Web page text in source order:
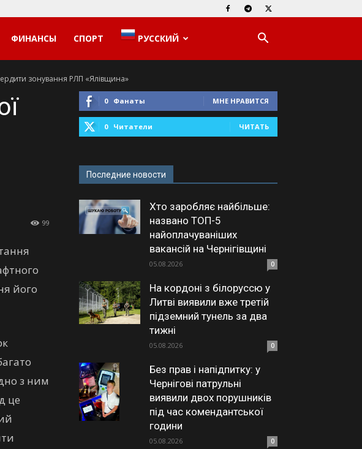
ФИНАНСЫ СПОРТ РУССКИЙ
зонування РЛП «Ялівщина»
99
його
з ним
це
0 Фанаты МНЕ НРАВИТСЯ
0 Читатели ЧИТАТЬ
Последние новости
Хто заробляє найбільше:
названо ТОП-5
найоплачуваніших
вакансій на Чернігівщині
05.08.2026 0
На кордоні з білоруссю у
Литві виявили вже третій
підземний тунель за два
тижні
05.08.2026 0
Без прав і напідпитку: у
Чернігові патрульні
виявили двох порушників
під час комендантської
години
05.08.2026 0